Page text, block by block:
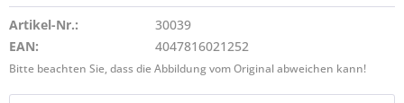
Artikel-Nr.:
30039
EAN:
4047816021252
Bitte beachten Sie, dass die Abbildung vom Original abweichen kann!